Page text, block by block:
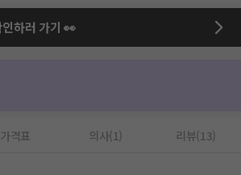
인하러 가기 👀
가격표 의사(1) 리뷰(13)